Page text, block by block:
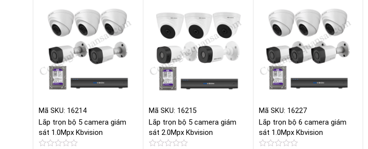
sao
sao
Mã SKU: 16214
Lắp trọn bộ 5 camera giám
sát 1.0Mpx Kbvision
Mã SKU: 16215
Lắp trọn bộ 5 camera giám
sát 2.0Mpx Kbvision
Mã SKU: 16227
Lắp trọn bộ 6 camera giám
sát 1.0Mpx Kbvision